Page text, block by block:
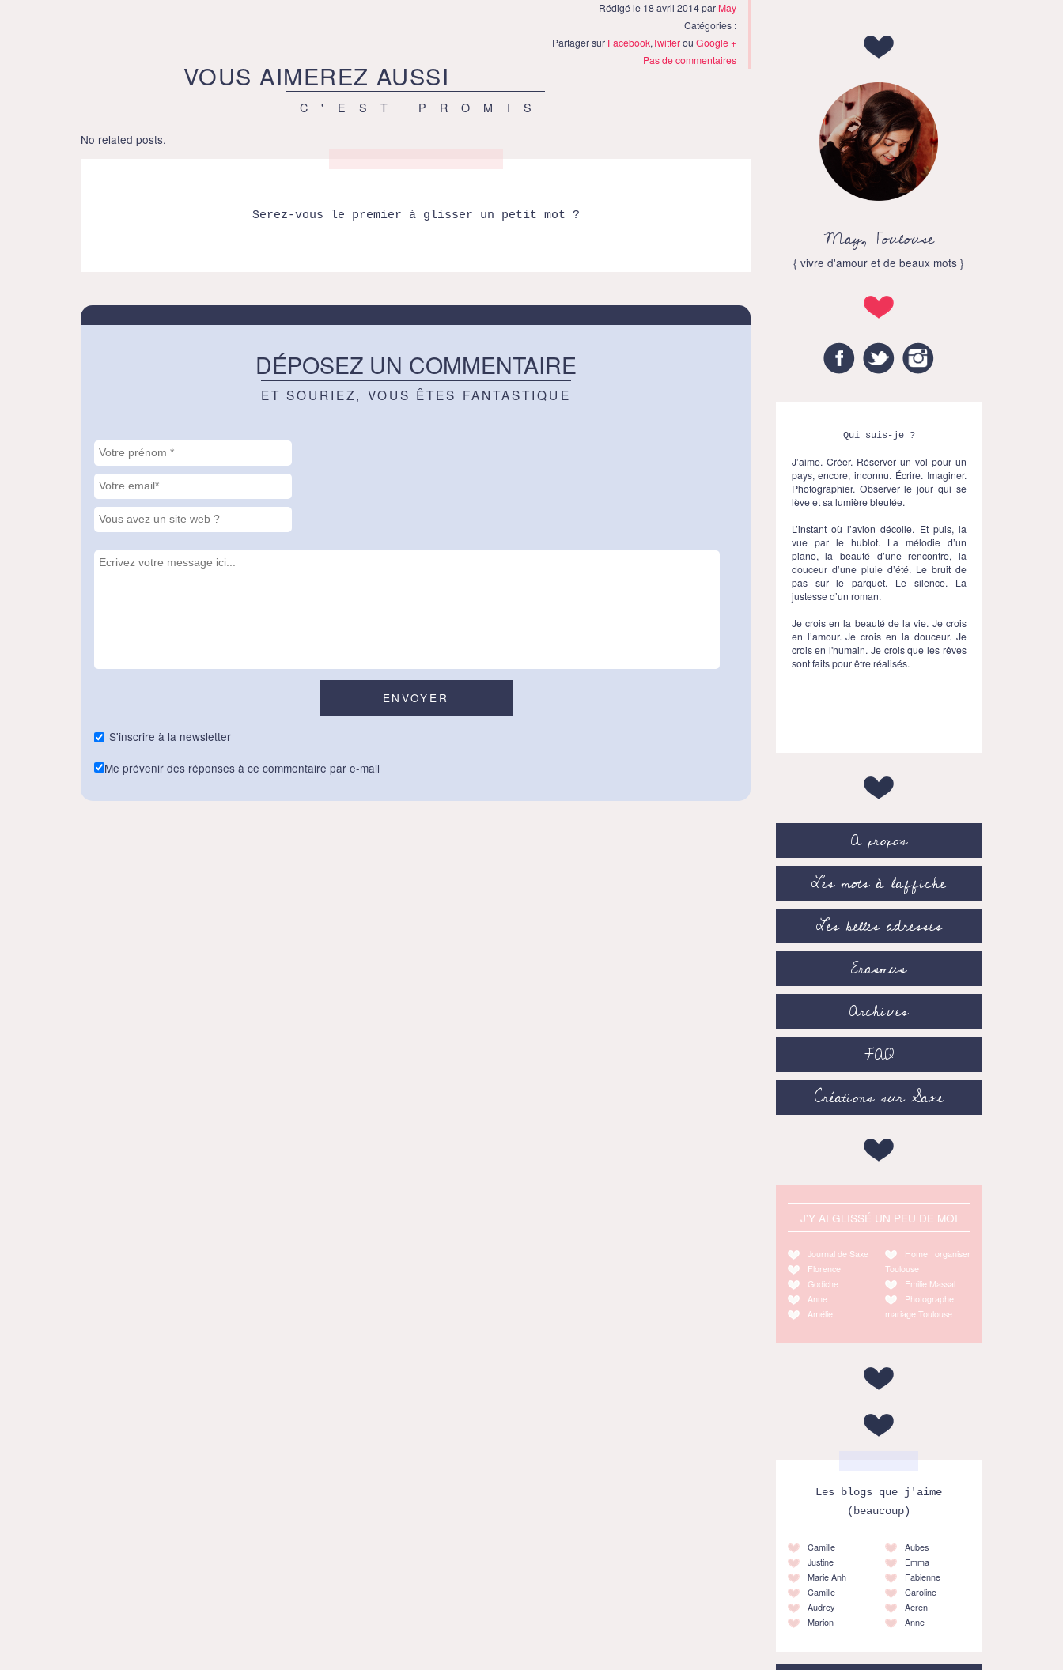
Rédigé le 18 avril 2014 par May
Catégories :
Partager sur Facebook,TwitterouGoogle +
Pas de commentaires
VOUS AIMEREZ AUSSI
C'EST PROMIS
No related posts.
Serez-vous le premier à glisser un petit mot ?
DÉPOSEZ UN COMMENTAIRE
ET SOURIEZ, VOUS ÊTES FANTASTIQUE
S'inscrire à la newsletter
Me prévenir des réponses à ce commentaire par e-mail
May, Toulouse
{ vivre d'amour et de beaux mots }
FacebookTwitter
Qui suis-je ?
J’aime. Créer. Réserver un vol pour un
pays, encore, inconnu. Écrire. Imaginer.
Photographier. Observer le jour qui se
lève et sa lumière bleutée.
L’instant où l’avion décolle. Et puis, la
vue par le hublot. La mélodie d’un
piano, la beauté d’une rencontre, la
douceur d’une pluie d’été. Le bruit de
pas sur le parquet. Le silence. La
justesse d’un roman.
Je crois en la beauté de la vie. Je crois
en l’amour. Je crois en la douceur. Je
crois en l'humain. Je crois que les rêves
sont faits pour être réalisés.
A propos
Les mots à l’affiche
Les belles adresses
Erasmus
Archives
FAQ
Créations sur Saxe
J'Y AI GLISSÉ UN PEU DE MOI
Journal de Saxe
Florence
Godiche
Anne
Amélie
Home organiser
Toulouse
Emilie Massal
Photographe
mariage Toulouse
Les blogs que j'aime
(beaucoup)
Camille
Justine
Marie Anh
Camille
Audrey
Marion
Aubes
Emma
Fabienne
Caroline
Aeren
Anne